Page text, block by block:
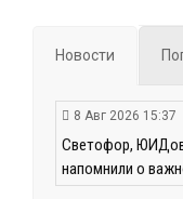
записям
Новости
8 Авг 2026 15:37
Светофор,
напомнили о